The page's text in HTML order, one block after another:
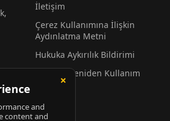
İletişim
Çerez Kullanımına İlişkin
Aydınlatma Metni
Hukuka Aykırılık Bildirimi
Alıntı ve Yeniden Kullanım
Hakkında
Künye